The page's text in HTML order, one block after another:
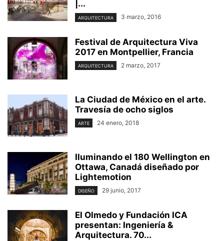
|...
ARQUITECTURA 3 marzo, 2016
Festival de Arquitectura Viva
2017 en Montpellier, Francia
ARQUITECTURA 2 marzo, 2017
La Ciudad de México en el arte.
Travesía de ocho siglos
ARTE 24 enero, 2018
Iluminando el 180 Wellington en
Ottawa, Canadá diseñado por
Lightemotion
DISEÑO 29 junio, 2017
El Olmedo y Fundación ICA
presentan: Ingeniería &
Arquitectura. 70...